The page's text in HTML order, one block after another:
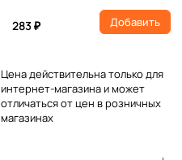
283 ₽ Добавить
Цена действительна только для
интернет-магазина и может
отличаться от цен в розничных
магазинах